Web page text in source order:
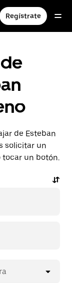
Regístrate
de Esteban
solicitar un
tocar un botón.